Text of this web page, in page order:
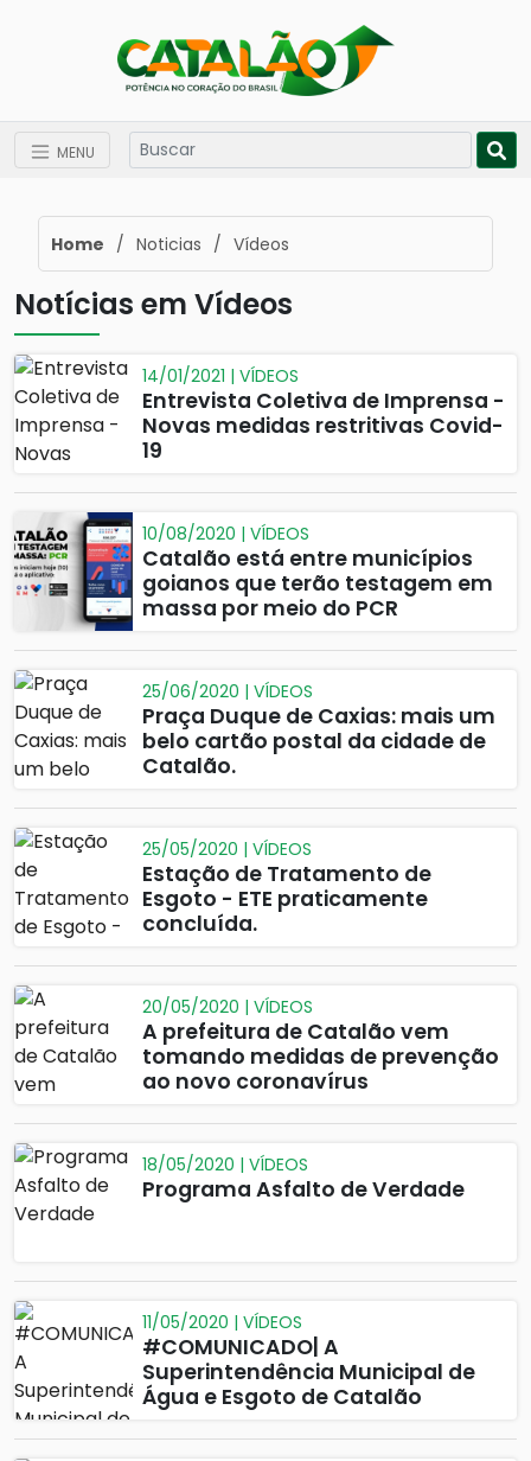
MENU
Home / Noticias / Vídeos
Notícias em Vídeos
14/01/2021 | VÍDEOS
Entrevista Coletiva de Imprensa -
Novas medidas restritivas Covid-
19
10/08/2020 | VÍDEOS
Catalão está entre municípios
goianos que terão testagem em
massa por meio do PCR
25/06/2020 | VÍDEOS
Praça Duque de Caxias: mais um
belo cartão postal da cidade de
Catalão.
25/05/2020 | VÍDEOS
Estação de Tratamento de
Esgoto - ETE praticamente
concluída.
20/05/2020 | VÍDEOS
A prefeitura de Catalão vem
tomando medidas de prevenção
ao novo coronavírus
18/05/2020 | VÍDEOS
Programa Asfalto de Verdade
11/05/2020 | VÍDEOS
#COMUNICADO| A
Superintendência Municipal de
Água e Esgoto de Catalão